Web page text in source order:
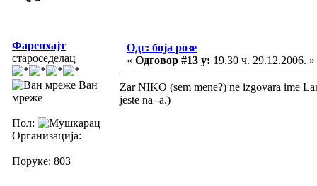
Фаренхајт
староседелац
Ван
мреже
Пол:
Организација:
Поруке: 803
Одг: боја розе
« Одговор #13 у: 19.30 ч. 29.12.2006. »
Zar NIKO (sem mene?) ne izgovara ime
jeste na -a.)